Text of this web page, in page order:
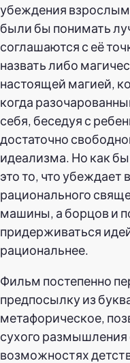
убеждения
были бы понимать
соглашаются с её
назвать либо
настоящей магией,
когда
себя, беседуя с
достаточно
идеализма. Но как
это то, что убеждает
рационального
машины, а борцов и
придерживаться
рациональнее.
Фильм постепенно
предпосылку из
метафорическое,
сухого размышления
возможностях